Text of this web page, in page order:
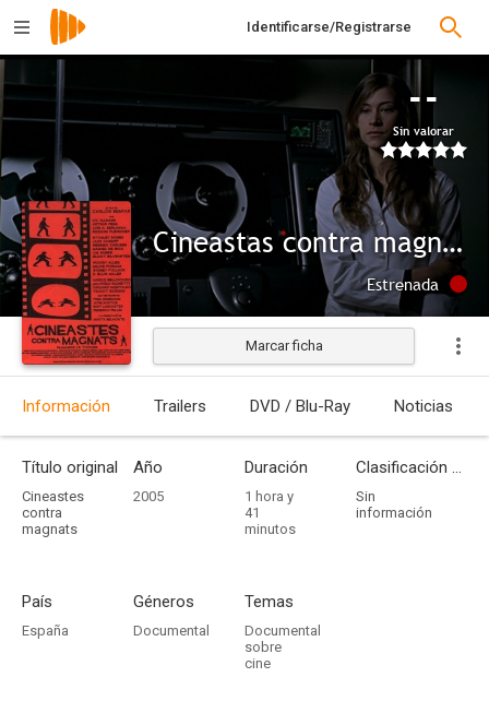
Identificarse/Registrarse
--
Sin valorar
Cineastas contra magnates
Estrenada
Marcar ficha
Información Trailers DVD / Blu-Ray Noticias
Título original
Cineastes
contra
magnats
Año
2005
Duración
1 hora y
41
minutos
Clasificación por edades
Sin
información
País
España
Géneros
Documental
Temas
Documental
sobre
cine